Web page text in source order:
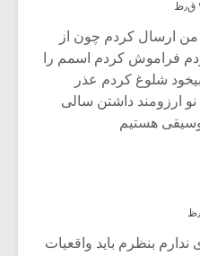
من ارسال کردم چون از
فراموش کردم اسمم را
شلوغ کردم عذر
ارزومند داشتن سالی
هستیم
بنظرم باید واقعیات